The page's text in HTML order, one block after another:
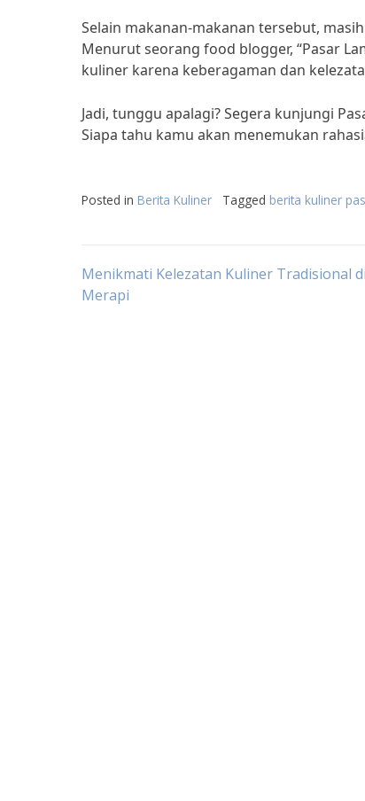
Selain makanan-makanan tersebut,
Menurut seorang food blogger, “Pasar
kuliner karena keberagaman dan
Jadi, tunggu apalagi? Segera kunjungi
Siapa tahu kamu akan menemukan
Posted in Berita Kuliner Tagged berita kuliner
Post
Menikmati Kelezatan Kuliner Tradisional
Merapi